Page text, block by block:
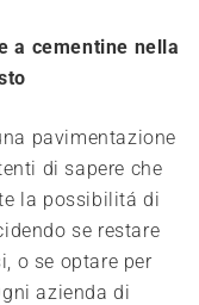
a cementine nella
pavimentazione
di sapere che
la possibilitá di
se restare
o se optare per
azienda di